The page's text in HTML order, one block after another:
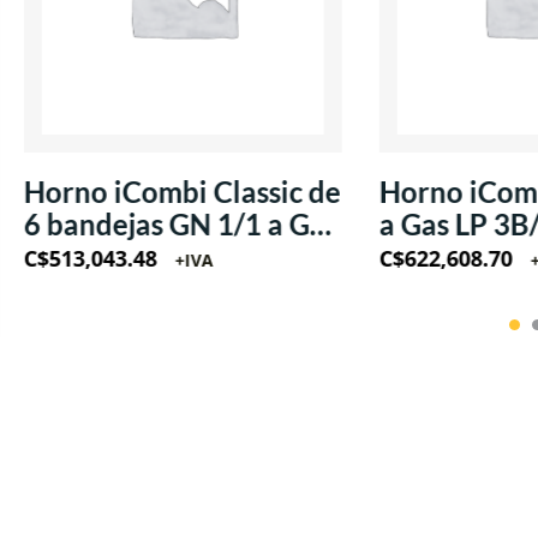
Horno iCombi Classic de
6 bandejas GN 1/1 a Gas
LP 220V/60Hz/1Ph
C$513,043.48 +IVA
Horno
a Gas LP
220V/
C$622,608.70